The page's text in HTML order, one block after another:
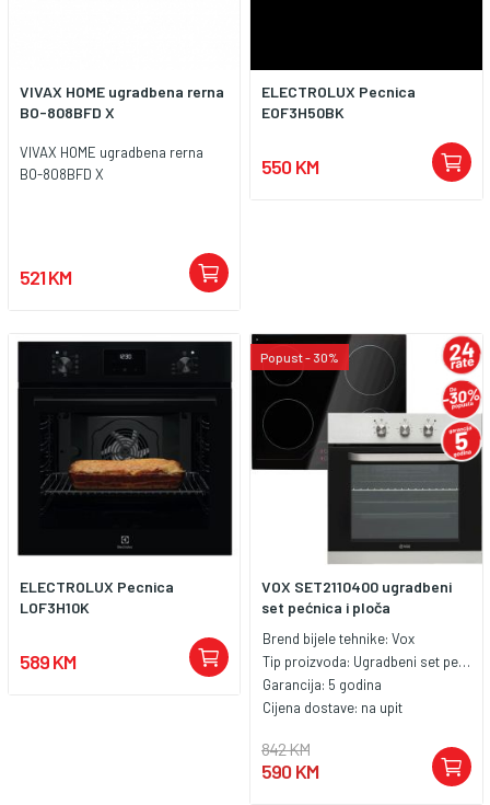
VIVAX HOME ugradbena rerna
BO-808BFD X
VIVAX HOME ugradbena rerna
BO-808BFD X
521 KM
ELECTROLUX Pecnica
EOF3H50BK
550 KM
ELECTROLUX Pecnica
LOF3H10K
589 KM
Popust - 30%
VOX SET2110400 ugradbeni
set pećnica i ploča
Brend bijele tehnike: Vox
Tip proizvoda: Ugradbeni set pećnica i ploća
Garancija: 5 godina
Cijena dostave: na upit
842 KM
590 KM